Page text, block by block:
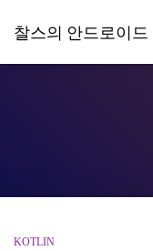
찰스의 안드로이드
KOTLIN